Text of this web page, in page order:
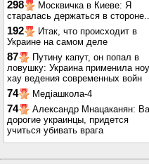
298
Москвичка в Киеве: Я
старалась держаться в
192
Итак, что происходит в
Украине на самом деле
87
Путину капут, он попал в
ловушку: Украина применила
хау ведения современных войн
74 Медіашкола-4
74
Александр Мнацаканян:
дорогие украинцы, придется
учиться убивать врага